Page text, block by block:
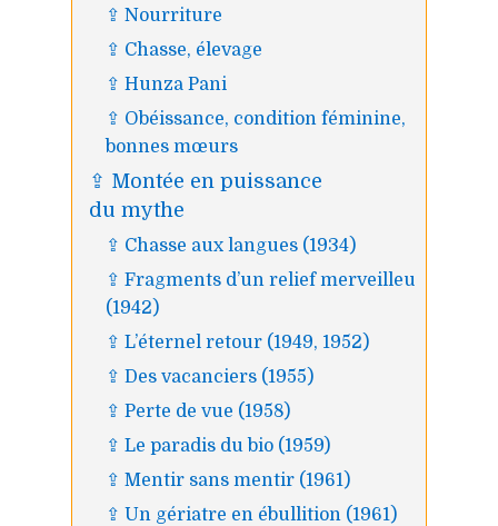
⇪ Nourriture
⇪ Chasse, élevage
⇪ Hunza Pani
⇪ Obéissance, condition féminine,
bonnes mœurs
⇪ Montée en puissance
du mythe
⇪ Chasse aux langues (1934)
⇪ Fragments d’un relief merveilleux
(1942)
⇪ L’éternel retour (1949, 1952)
⇪ Des vacanciers (1955)
⇪ Perte de vue (1958)
⇪ Le paradis du bio (1959)
⇪ Mentir sans mentir (1961)
⇪ Un gériatre en ébullition (1961)